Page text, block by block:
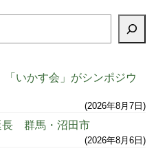
いかす会」がシンポジウ
2026年8月7日
長 群馬・沼田市
2026年8月6日